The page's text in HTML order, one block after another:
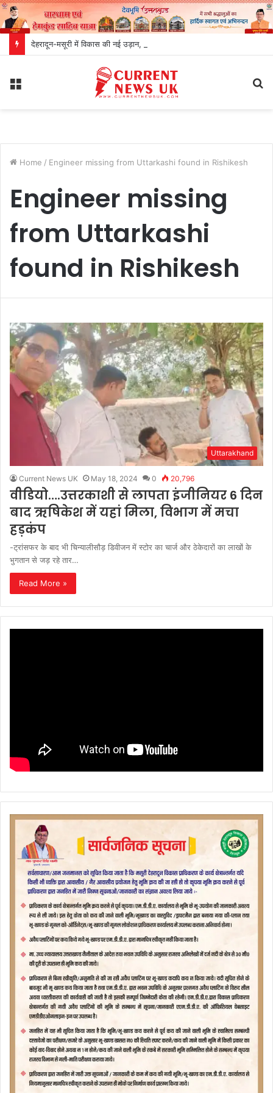
Home / Engineer missing from Uttarkashi found in Rishikesh
Engineer missing
from Uttarkashi
found in Rishikesh
Uttarakhand
Current News UK May 18, 2024 0 20,796
वीडियो….उत्तरकाशी से लापता इंजीनियर 6 दिन
बाद ऋषिकेश में यहां मिला, विभाग में मचा
हड़कंप
-ट्रांसफर के बाद भी चिन्यालीसौड़ डिवीजन में स्टोर का चार्ज और ठेकेदारों का लाखों के
भुगतान से जड़ रहे तार…
Read More »